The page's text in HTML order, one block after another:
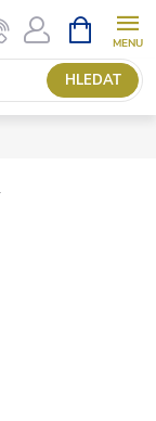
HLEDAT
NÁKUPNÍ
KOŠÍK